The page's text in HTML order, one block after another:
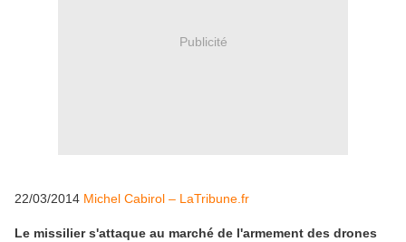
Publicité
22/03/2014 Michel Cabirol – LaTribune.fr
Le missilier s'attaque au marché de l'armement des drones